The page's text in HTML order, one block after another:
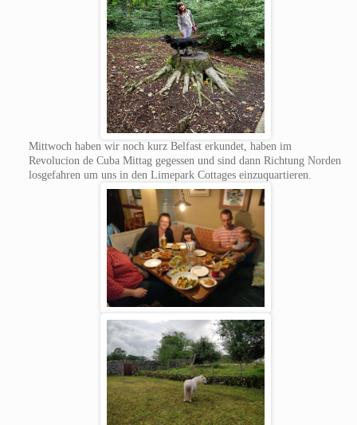
Mittwoch haben wir noch kurz Belfast erkundet, haben im
Revolucion de Cuba Mittag gegessen und sind dann Richtung Norden
losgefahren um uns in den Limepark Cottages einzuquartieren.